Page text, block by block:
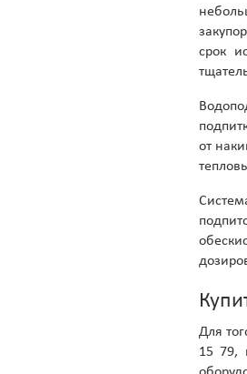
срок
от
Для
15 79,